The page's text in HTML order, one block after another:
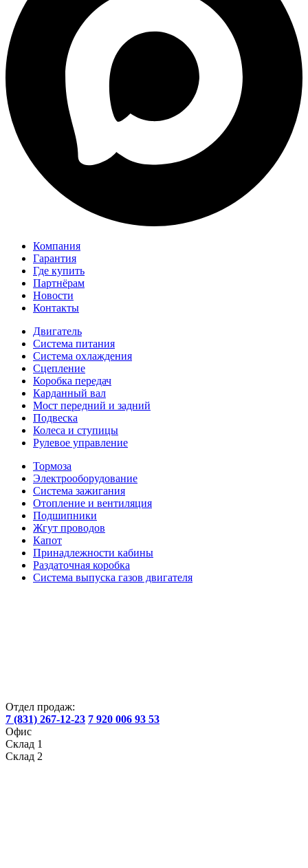
Компания
Гарантия
Где купить
Партнёрам
Новости
Контакты
Двигатель
Система питания
Система охлаждения
Сцепление
Коробка передач
Карданный вал
Мост передний и задний
Подвеска
Колеса и ступицы
Рулевое управление
Тормоза
Электрооборудование
Система зажигания
Отопление и вентиляция
Подшипники
Жгут проводов
Капот
Принадлежности кабины
Раздаточная коробка
Система выпуска газов двигателя
Отдел продаж:
7 (831) 267-12-23 7 920 006 93 53
Офис
Склад 1
Склад 2